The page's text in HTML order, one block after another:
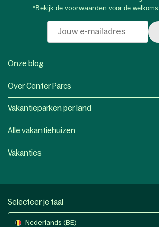
*Bekijk de voorwaarden voor de
Onze blog
Over Center Parcs
Vakantieparken per land
Alle vakantiehuizen
Vakanties
Selecteer je taal
Nederlands (BE)